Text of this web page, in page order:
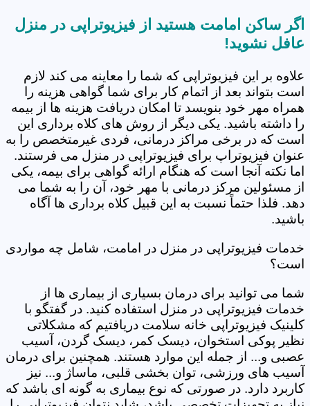
اگر ساکن امامت هستید از فیزیوتراپی در منزل
عافل نشوید!
علاوه بر این فیزیوتراپی که شما را معاینه می کند لازم
است بتواند بعد از اتمام کار برای شما گواهی هزینه را
همراه مهر خود بنویسد تا امکان دریافت هزینه ها از بیمه
را داشته باشید. یکی دیگر از روش های کلاه برداری این
است که در برخی مراکز درمانی، فردی غیرمتخصص را به
عنوان فیزیوتراپ برای فیزیوتراپی در منزل می فرستند.
اما نکته آنجا است که هنگام ارائه گواهی برای بیمه، یکی
از مسئولین مرکز درمانی با مهر خود، آن را به شما می
دهد. فلذا حتماً نسبت به این قبیل کلاه برداری ها آگاه
باشید.
خدمات فیزیوتراپی در منزل در امامت، شامل چه مواردی
است؟
شما می توانید برای درمان بسیاری از بیماری ها از
خدمات فیزیوتراپی در منزل استفاده کنید. در گفتگو با
کلینیک فیزیوتراپی خانه سلامت دریافتیم که مشکلاتی
نظیر پوکی استخوان، دیسک کمر، دیسک گردن، آسیب
عصبی و... از جمله این موارد هستند. همچنین برای درمان
آسیب های ورزشی، توان بخشی قلبی، ماساژ و... نیز
کاربرد دارد. در صورتی که نوع بیماری به گونه ای باشد که